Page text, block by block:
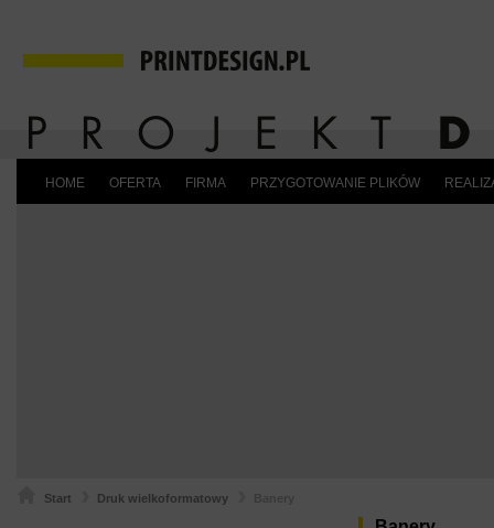
HOME OFERTA FIRMA PRZYGOTOWANIE PLIKÓW
Start Druk wielkoformatowy